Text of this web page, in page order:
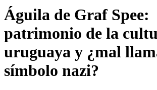
Águila de Graf Spee:
patrimonio de la
uruguaya y ¿mal
símbolo nazi?